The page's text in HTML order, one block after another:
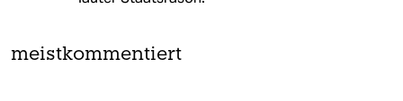
meistkommentiert